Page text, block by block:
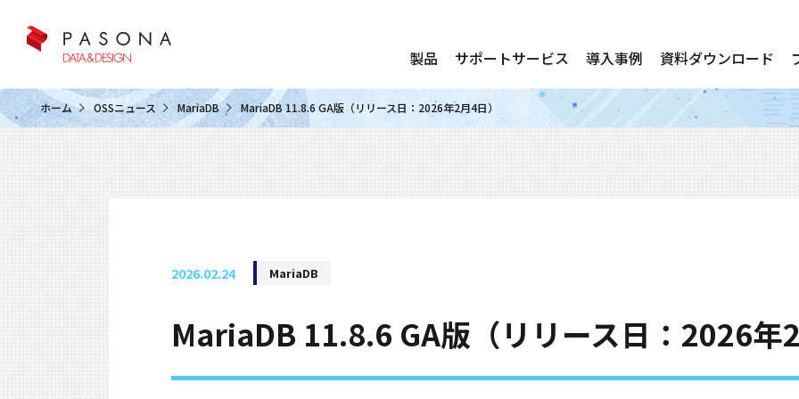
製品 サポートサービス 導入事例 資料ダウンロード
ホーム OSSニュース MariaDB MariaDB 11.8.6 GA版（リリース日：2026年2月4日）
2026.02.24 MariaDB
MariaDB 11.8.6 GA版（リリース日：2026年